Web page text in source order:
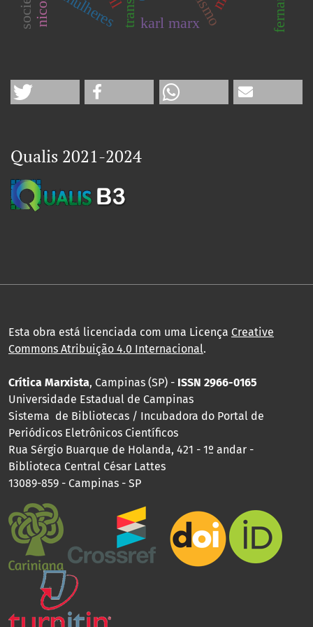
mulheres karl marx
Qualis 2021-2024
Esta obra está licenciada com uma Licença Creative
Commons Atribuição 4.0 Internacional.
Crítica Marxista, Campinas (SP) - ISSN 2966-0165
Universidade Estadual de Campinas
Sistema de Bibliotecas / Incubadora do Portal de
Periódicos Eletrônicos Científicos
Rua Sérgio Buarque de Holanda, 421 - 1º andar -
Biblioteca Central César Lattes
13089-859 - Campinas - SP